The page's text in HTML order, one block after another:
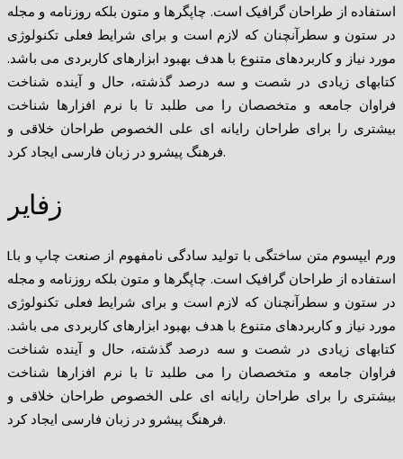
استفاده از طراحان گرافیک است. چاپگرها و متون بلکه روزنامه و مجله
در ستون و سطرآنچنان که لازم است و برای شرایط فعلی تکنولوژی
مورد نیاز و کاربردهای متنوع با هدف بهبود ابزارهای کاربردی می باشد.
کتابهای زیادی در شصت و سه درصد گذشته، حال و آینده شناخت
فراوان جامعه و متخصصان را می طلبد تا با نرم افزارها شناخت
بیشتری را برای طراحان رایانه ای علی الخصوص طراحان خلاقی و
فرهنگ پیشرو در زبان فارسی ایجاد کرد.
زفایر
Lورم ایپسوم متن ساختگی با تولید سادگی نامفهوم از صنعت چاپ و با
استفاده از طراحان گرافیک است. چاپگرها و متون بلکه روزنامه و مجله
در ستون و سطرآنچنان که لازم است و برای شرایط فعلی تکنولوژی
مورد نیاز و کاربردهای متنوع با هدف بهبود ابزارهای کاربردی می باشد.
کتابهای زیادی در شصت و سه درصد گذشته، حال و آینده شناخت
فراوان جامعه و متخصصان را می طلبد تا با نرم افزارها شناخت
بیشتری را برای طراحان رایانه ای علی الخصوص طراحان خلاقی و
فرهنگ پیشرو در زبان فارسی ایجاد کرد.